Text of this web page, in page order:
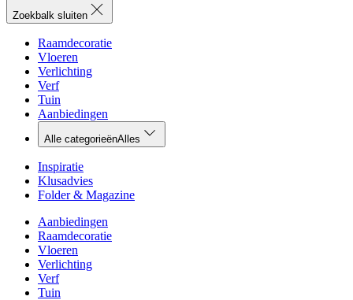
Zoekbalk sluiten
Raamdecoratie
Vloeren
Verlichting
Verf
Tuin
Aanbiedingen
Alle categorieënAlles
Inspiratie
Klusadvies
Folder & Magazine
Aanbiedingen
Raamdecoratie
Vloeren
Verlichting
Verf
Tuin